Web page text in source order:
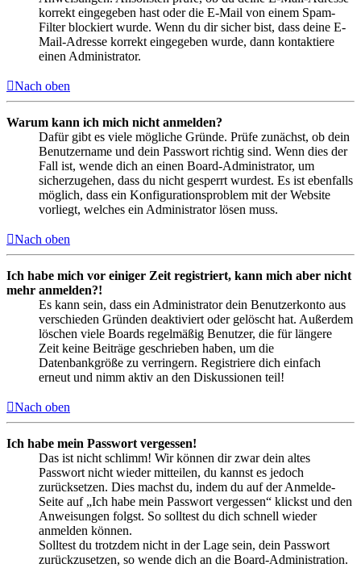
korrekt eingegeben hast oder die E-Mail von einem Spam-
Filter blockiert wurde. Wenn du dir sicher bist, dass deine E-
Mail-Adresse korrekt eingegeben wurde, dann kontaktiere
einen Administrator.
Nach oben
Warum kann ich mich nicht anmelden?
Dafür gibt es viele mögliche Gründe. Prüfe zunächst, ob dein
Benutzername und dein Passwort richtig sind. Wenn dies der
Fall ist, wende dich an einen Board-Administrator, um
sicherzugehen, dass du nicht gesperrt wurdest. Es ist ebenfalls
möglich, dass ein Konfigurationsproblem mit der Website
vorliegt, welches ein Administrator lösen muss.
Nach oben
Ich habe mich vor einiger Zeit registriert, kann mich aber nicht
mehr anmelden?!
Es kann sein, dass ein Administrator dein Benutzerkonto aus
verschieden Gründen deaktiviert oder gelöscht hat. Außerdem
löschen viele Boards regelmäßig Benutzer, die für längere
Zeit keine Beiträge geschrieben haben, um die
Datenbankgröße zu verringern. Registriere dich einfach
erneut und nimm aktiv an den Diskussionen teil!
Nach oben
Ich habe mein Passwort vergessen!
Das ist nicht schlimm! Wir können dir zwar dein altes
Passwort nicht wieder mitteilen, du kannst es jedoch
zurücksetzen. Dies machst du, indem du auf der Anmelde-
Seite auf „Ich habe mein Passwort vergessen“ klickst und den
Anweisungen folgst. So solltest du dich schnell wieder
anmelden können.
Solltest du trotzdem nicht in der Lage sein, dein Passwort
zurückzusetzen, so wende dich an die Board-Administration.